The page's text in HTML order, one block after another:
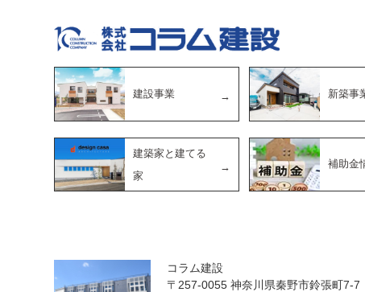
建設事業 新築事
建築家と建てる
家
補助金
コラム建設
〒257-0055 神奈川県秦野市鈴張町7-7